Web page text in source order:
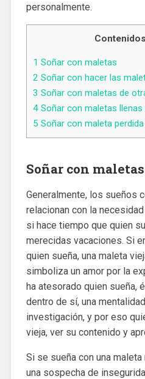
personalmente.
Contenidos
1 Soñar con maletas
2 Soñar con hacer las
3 Soñar con maletas de
4Soñar con maletas llenas
5 Soñar con maleta perdida
Soñar con maletas
Generalmente, los sueños
relacionan con la
si hace tiempo que quien
merecidas vacaciones. Si
quien sueña, una maleta
simboliza un amor por la
ha atesorado quien sueña,
dentro de sí, una
investigación, y por eso
vieja, ver su contenido y
Si se sueña con una
una sospecha de